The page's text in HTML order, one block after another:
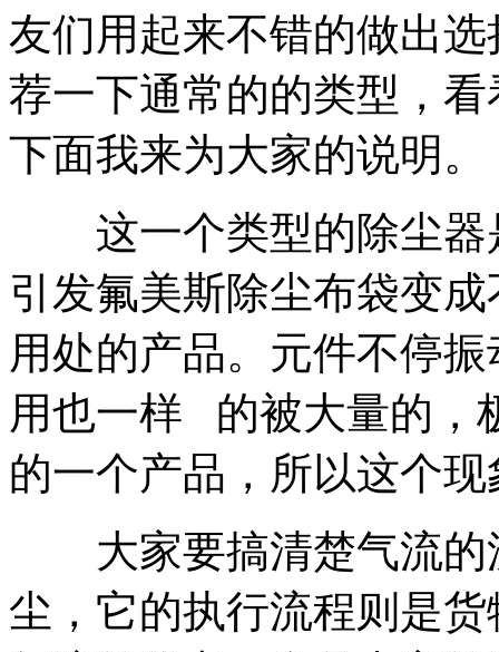
友们用起来不错的做出
荐一下通常的的类型，
下面我来为大家的说明。
这一个类型的除尘器
引发氟美斯除尘布袋变
用处的产品。元件不停
用也一样 的被大量的，
的一个产品，所以这个
大家要搞清楚气流的
尘，它的执行流程则是